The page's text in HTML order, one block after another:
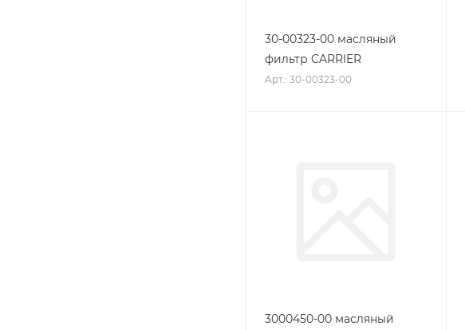
30-00323-00 масляный
фильтр CARRIER
Арт.: 30-00323-00
3000450-00 масляный